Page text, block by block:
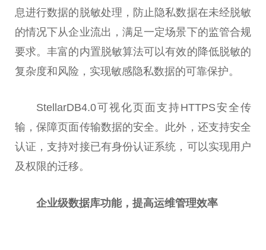
息进行数据的脱敏处理，防止隐私数据在未经脱敏
的情况下从企业流出，满足一定场景下的监管合规
要求。丰富的内置脱敏算法可以有效的降低脱敏的
复杂度和风险，实现敏感隐私数据的可靠保护。
StellarDB4.0可视化页面支持HTTPS安全传
输，保障页面传输数据的安全。此外，还支持安全
认证，支持对接已有身份认证系统，可以实现用户
及权限的迁移。
企业级数据库功能，提高运维管理效率